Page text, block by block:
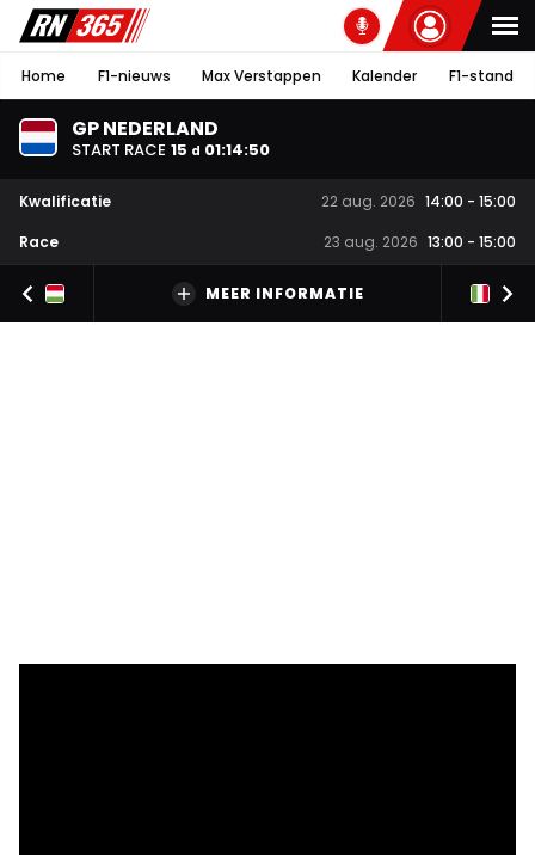
Home F1-nieuws Max Verstappen Kalender F1-stand
GP NEDERLAND
START RACE 15 d 01:14:49
Kwalificatie 22 aug. 2026 14:00 - 15:00
Race
23 aug. 2026 13:00 - 15:00
MEER INFORMATIE